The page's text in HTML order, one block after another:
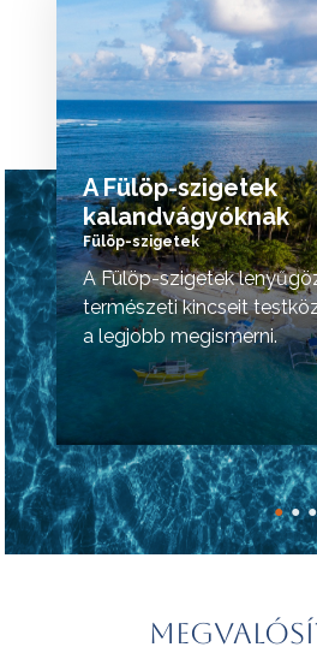
A Fülöp-szigetek
kalandvágyóknak
Fülöp-szigetek
A Fülöp-szigetek
természeti kincseit
a legjobb megismerni.
● ● ●